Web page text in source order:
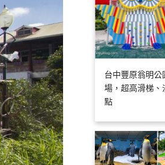
台中豐原翁明
場，超高滑梯、
點